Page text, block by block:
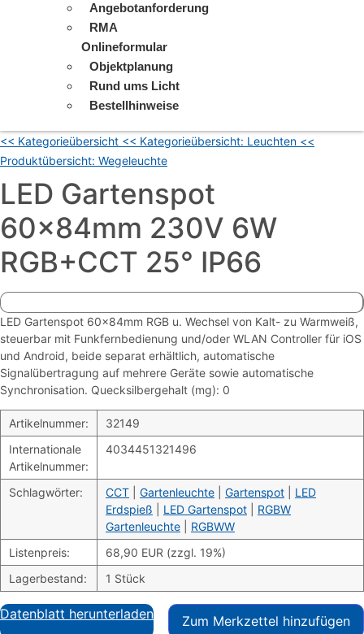
Angebotanforderung
RMA
Onlineformular
Objektplanung
Rund ums Licht
Bestellhinweise
<< Kategorieübersicht << Kategorieübersicht: Leuchten <<
Produktübersicht: Wegeleuchte
LED Gartenspot
60x84mm 230V 6W
RGB+CCT 25° IP66
LED Gartenspot 60x84mm RGB u. Wechsel von Kalt- zu Warmweiß,
steuerbar mit Funkfernbedienung und/oder WLAN Controller für iOS
und Android, beide separat erhältlich, automatische
Signalübertragung auf mehrere Geräte sowie automatische
Synchronisation. Quecksilbergehalt (mg): 0
Artikelnummer:
32149
Internationale
Artikelnummer:
4034451321496
Schlagwörter: CCT Gartenleuchte Gartenspot
LED
Erdspieß
LED Gartenspot
RGBW
Gartenleuchte
RGBWW
Listenpreis:
68,90 EUR (zzgl. 19%)
Lagerbestand:
1 Stück
Datenblatt herunterladen Zum Merkzettel hinzufügen